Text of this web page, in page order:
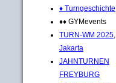
♦ Turngeschichte
♦♦ GYMevents
TURN-WM 2025,
Jakarta
JAHNTURNEN
FREYBURG